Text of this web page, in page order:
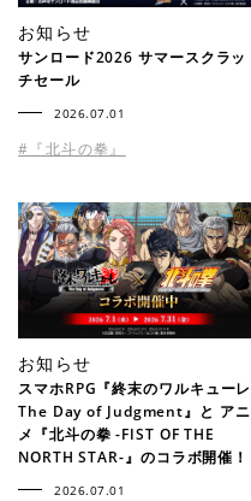
お知らせ
サンロード2026 サマースクラッ
チセール
2026.07.01
#『北斗の拳』
お知らせ
スマホRPG『終末のワルキューレ
The Day of Judgment』と アニ
メ『北斗の拳 -FIST OF THE
NORTH STAR-』のコラボ開催！
2026.07.01